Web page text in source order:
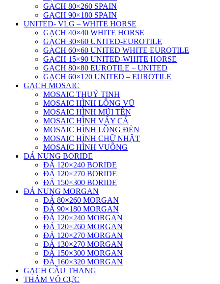
GẠCH 80×260 SPAIN
GẠCH 90×180 SPAIN
UNITED- VLG – WHITE HORSE
GẠCH 40×40 WHITE HORSE
GẠCH 30×60 UNITED-EUROTILE
GẠCH 60×60 UNITED WHITE EUROTILE
GẠCH 15×90 UNITED-WHITE HORSE
GẠCH 80×80 EUROTILE – UNITED
GẠCH 60×120 UNITED – EUROTILE
GẠCH MOSAIC
MOSAIC THUỶ TINH
MOSAIC HÌNH LÔNG VŨ
MOSAIC HÌNH MŨI TÊN
MOSAIC HÌNH VẢY CÁ
MOSAIC HÌNH LỒNG ĐÈN
MOSAIC HÌNH CHỮ NHẬT
MOSAIC HÌNH VUÔNG
ĐÁ NUNG BORIDE
ĐÁ 120×240 BORIDE
ĐÁ 120×270 BORIDE
ĐÁ 150×300 BORIDE
ĐÁ NUNG MORGAN
ĐÁ 80×260 MORGAN
ĐÁ 90×180 MORGAN
ĐÁ 120×240 MORGAN
ĐÁ 120×260 MORGAN
ĐÁ 120×270 MORGAN
ĐÁ 130×270 MORGAN
ĐÁ 150×300 MORGAN
ĐÁ 160×320 MORGAN
GẠCH CẦU THANG
THẢM VÔ CỰC